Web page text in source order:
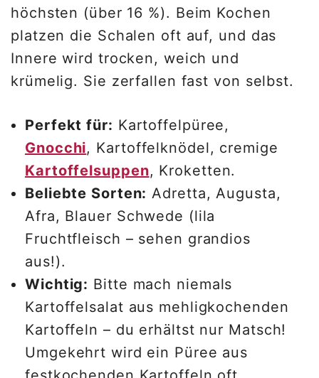
höchsten (über 16 %). Beim Kochen
platzen die Schalen oft auf, und das
Innere wird trocken, weich und
krümelig. Sie zerfallen fast von selbst.
Perfekt für: Kartoffelpüree,
Gnocchi, Kartoffelknödel, cremige
Kartoffelsuppen, Kroketten.
Beliebte Sorten: Adretta, Augusta,
Afra, Blauer Schwede (lila
Fruchtfleisch – sehen grandios
aus!).
Wichtig: Bitte mach niemals
Kartoffelsalat aus mehligkochenden
Kartoffeln – du erhältst nur Matsch!
Umgekehrt wird ein Püree aus